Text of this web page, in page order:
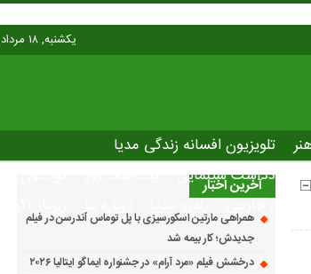
یکشنبه, ۱۸ مرداد , ۱۴۰۵
تلویزیون افسانه زندگی مدیا
یادداشت سینمایی
های خارجی رادیو مدیا درباره ما رپرتاژ آگهی
آخرین اخبار
همراهی مارتین اسکورسیزی با پل توماس ٱندرسن در فیلم
جدیدش؛ کار بیمه شد
درخشش فیلم «مرد آرام» در جشنواره ایماگو ایتالیا ۲۰۲۶